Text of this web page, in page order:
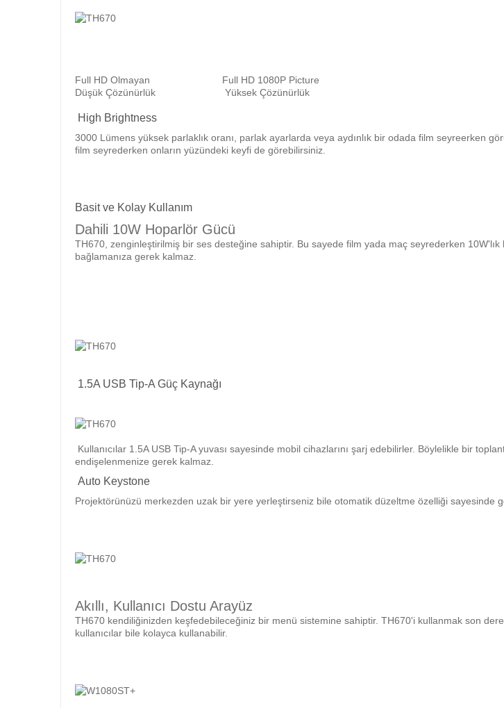
Full HD Olmayan Full HD 1080P Picture
Düşük Çözünürlük Yüksek Çözünürlük
High Brightness
3000 Lümens yüksek parlaklık oranı, parlak ayarlarda veya aydınlık bir odada film seyreerken
film seyrederken onların yüzündeki keyfi de görebilirsiniz.
Basit ve Kolay Kullanım
Dahili 10W Hoparlör Gücü
TH670, zenginleştirilmiş bir ses desteğine sahiptir. Bu sayede film yada maç seyrederken
bağlamanıza gerek kalmaz.
1.5A USB Tip-A Güç Kaynağı
Kullanıcılar 1.5A USB Tip-A yuvası sayesinde mobil cihazlarını şarj edebilirler. Böylelikle bir
endişelenmenize gerek kalmaz.
Auto Keystone
Projektörünüzü merkezden uzak bir yere yerleştirseniz bile otomatik düzeltme özelliği sayesinde
Akıllı, Kullanıcı Dostu Arayüz
TH670 kendiliğinizden keşfedebileceğiniz bir menü sistemine sahiptir. TH670'i kullanmak son
kullanıcılar bile kolayca kullanabilir.